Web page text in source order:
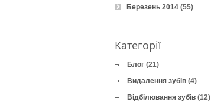
Березень 2014 (55)
Категорії
Блог (21)
Видалення зубів (4)
Відбілювання зубів (12)